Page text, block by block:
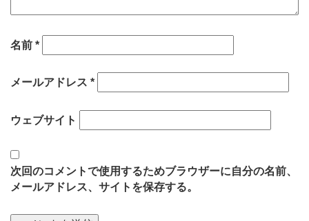
名前 *
メールアドレス *
ウェブサイト
次回のコメントで使用するためブラウザーに自分の名前、
メールアドレス、サイトを保存する。